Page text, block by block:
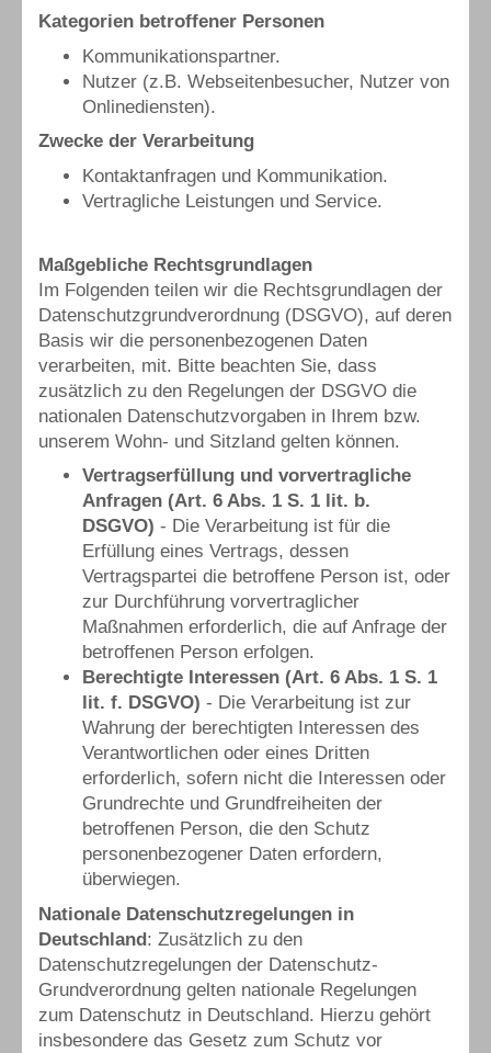
Kategorien betroffener Personen
Kommunikationspartner.
Nutzer (z.B. Webseitenbesucher, Nutzer von
Onlinediensten).
Zwecke der Verarbeitung
Kontaktanfragen und Kommunikation.
Vertragliche Leistungen und Service.
Maßgebliche Rechtsgrundlagen
Im Folgenden teilen wir die Rechtsgrundlagen der
Datenschutzgrundverordnung (DSGVO), auf deren
Basis wir die personenbezogenen Daten
verarbeiten, mit. Bitte beachten Sie, dass
zusätzlich zu den Regelungen der DSGVO die
nationalen Datenschutzvorgaben in Ihrem bzw.
unserem Wohn- und Sitzland gelten können.
Vertragserfüllung und vorvertragliche
Anfragen (Art. 6 Abs. 1 S. 1 lit. b.
DSGVO) - Die Verarbeitung ist für die
Erfüllung eines Vertrags, dessen
Vertragspartei die betroffene Person ist, oder
zur Durchführung vorvertraglicher
Maßnahmen erforderlich, die auf Anfrage der
betroffenen Person erfolgen.
Berechtigte Interessen (Art. 6 Abs. 1 S. 1
lit. f. DSGVO) - Die Verarbeitung ist zur
Wahrung der berechtigten Interessen des
Verantwortlichen oder eines Dritten
erforderlich, sofern nicht die Interessen oder
Grundrechte und Grundfreiheiten der
betroffenen Person, die den Schutz
personenbezogener Daten erfordern,
überwiegen.
Nationale Datenschutzregelungen in
Deutschland: Zusätzlich zu den
Datenschutzregelungen der Datenschutz-
Grundverordnung gelten nationale Regelungen
zum Datenschutz in Deutschland. Hierzu gehört
insbesondere das Gesetz zum Schutz vor